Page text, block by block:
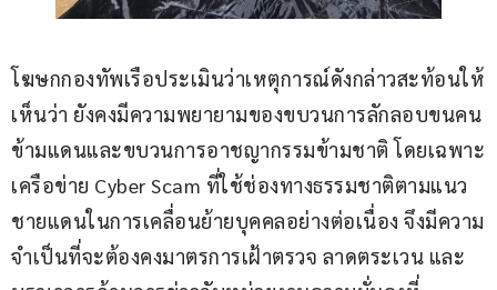
โฆษกกองทัพเรือประเมินว่าเหตุการณ์ดังกล่าวสะท้อนให้
เห็นว่า ยังคงมีความพยายามของขบวนการลักลอบขนคน
ข้ามแดนและขบวนการอาชญากรรมข้ามชาติ โดยเฉพาะ
เครือข่าย Cyber Scam ที่ใช้ช่องทางธรรมชาติตามแนว
ชายแดนในการเคลื่อนย้ายบุคคลอย่างต่อเนื่อง จึงมีความ
จำเป็นที่จะต้องคงมาตรการเฝ้าตรวจ ลาดตระเวน และ